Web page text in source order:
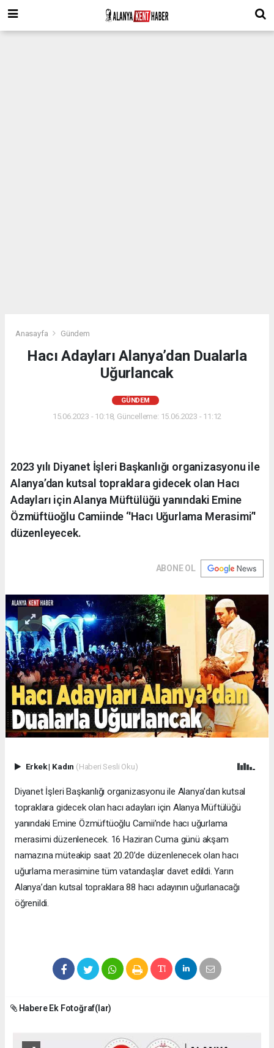
Anasayfa Gündem
Hacı Adayları Alanya’dan Dualarla
Uğurlancak
GÜNDEM
15.06.2023 - 10:18, Güncelleme: 15.06.2023 - 11:12
2023 yılı Diyanet İşleri Başkanlığı organizasyonu ile
Alanya’dan kutsal topraklara gidecek olan Hacı
Adayları için Alanya Müftülüğü yanındaki Emine
Özmüftüoğlu Camiinde ‘'Hacı Uğurlama Merasimi’'
düzenleyecek.
ABONE OL
Erkek| Kadın (Haberi Sesli Oku)
Diyanet İşleri Başkanlığı organizasyonu ile Alanya’dan kutsal
topraklara gidecek olan hacı adayları için Alanya Müftülüğü
yanındaki Emine Özmüftüoğlu Camii’nde hacı uğurlama
merasimi düzenlenecek. 16 Haziran Cuma günü akşam
namazına müteakip saat 20.20’de düzenlenecek olan hacı
uğurlama merasimine tüm vatandaşlar davet edildi. Yarın
Alanya’dan kutsal topraklara 88 hacı adayının uğurlanacağı
öğrenildi.
Habere Ek Fotoğraf(lar)